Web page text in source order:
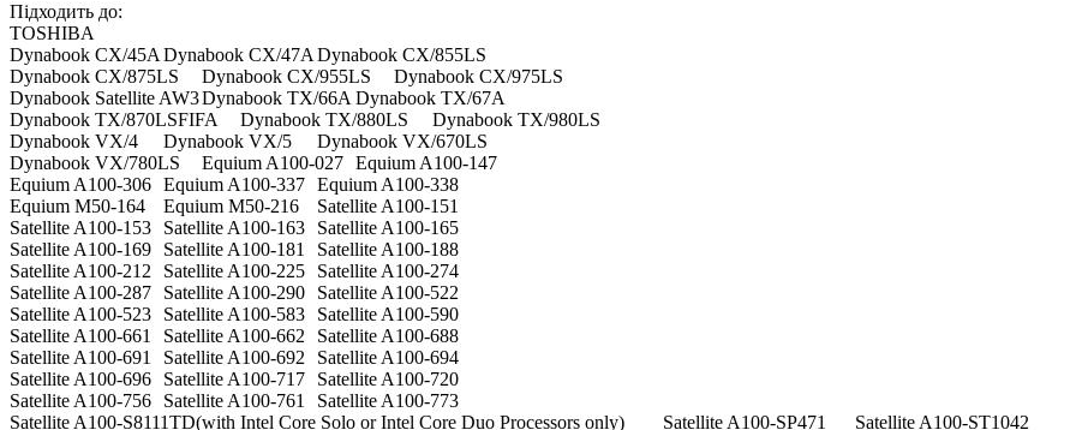
Підходить до:
TOSHIBA
Dynabook CX/45A Dynabook CX/47A Dynabook CX/855LS
Dynabook CX/875LS
Dynabook CX/955LS
Dynabook CX/975LS
Dynabook Satellite AW3Dynabook TX/66A Dynabook TX/67A
Dynabook TX/870LSFIFA
Dynabook TX/880LS
Dynabook TX/980LS
Dynabook VX/4
Dynabook VX/5
Dynabook VX/670LS
Dynabook VX/780LS
Equium A100-027 Equium A100-147
Equium A100-306 Equium A100-337 Equium A100-338
Equium M50-164
Equium M50-216
Satellite A100-151
Satellite A100-153
Satellite A100-163
Satellite A100-165
Satellite A100-169
Satellite A100-181
Satellite A100-188
Satellite A100-212
Satellite A100-225
Satellite A100-274
Satellite A100-287
Satellite A100-290
Satellite A100-522
Satellite A100-523
Satellite A100-583
Satellite A100-590
Satellite A100-661
Satellite A100-662
Satellite A100-688
Satellite A100-691
Satellite A100-692
Satellite A100-694
Satellite A100-696
Satellite A100-717
Satellite A100-720
Satellite A100-756
Satellite A100-761
Satellite A100-773
Satellite A100-S8111TD(with Intel Core Solo or Intel Core Duo Processors only)
Satellite A100-SP471
Satellite A100-ST1042